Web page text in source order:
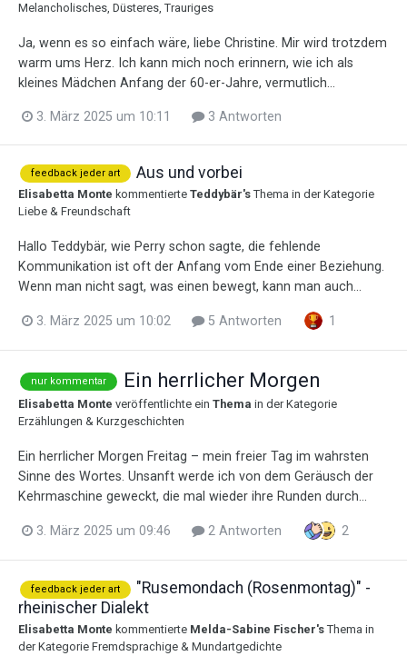
Melancholisches, Düsteres, Trauriges
Ja, wenn es so einfach wäre, liebe Christine. Mir wird trotzdem
warm ums Herz. Ich kann mich noch erinnern, wie ich als
kleines Mädchen Anfang der 60-er-Jahre, vermutlich...
3. März 2025 um 10:11 3 Antworten
feedback jeder art Aus und vorbei
Elisabetta Monte kommentierte Teddybär's Thema in der Kategorie
Liebe & Freundschaft
Hallo Teddybär, wie Perry schon sagte, die fehlende
Kommunikation ist oft der Anfang vom Ende einer Beziehung.
Wenn man nicht sagt, was einen bewegt, kann man auch...
3. März 2025 um 10:02 5 Antworten 1
nur kommentar Ein herrlicher Morgen
Elisabetta Monte veröffentlichte ein Thema in der Kategorie
Erzählungen & Kurzgeschichten
Ein herrlicher Morgen Freitag – mein freier Tag im wahrsten
Sinne des Wortes. Unsanft werde ich von dem Geräusch der
Kehrmaschine geweckt, die mal wieder ihre Runden durch...
3. März 2025 um 09:46 2 Antworten 2
feedback jeder art
"Rusemondach (Rosenmontag)" -
rheinischer Dialekt
Elisabetta Monte kommentierte Melda-Sabine Fischer's Thema in
der Kategorie Fremdsprachige & Mundartgedichte